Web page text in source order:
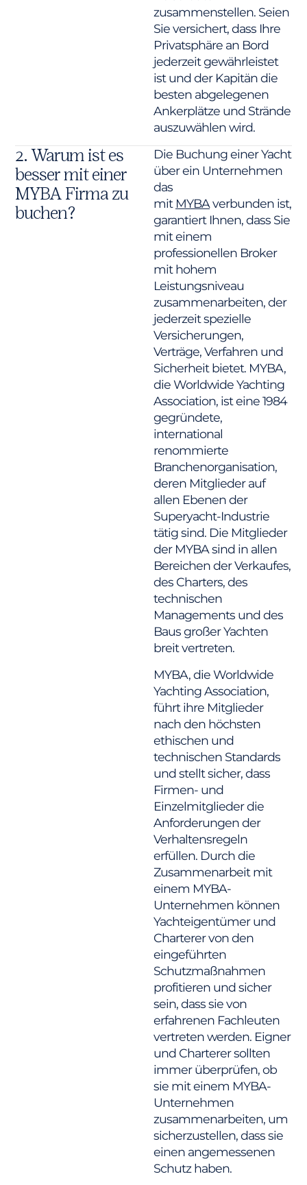
zusammenstellen. Seien
Sie versichert, dass Ihre
Privatsphäre an Bord
jederzeit gewährleistet
ist und der Kapitän die
besten abgelegenen
Ankerplätze und Strände
auszuwählen wird.
2. Warum ist es
besser mit einer
MYBA Firma zu
buchen?
Die Buchung einer Yacht
über ein Unternehmen
das
mit MYBAverbunden ist,
garantiert Ihnen, dass Sie
mit einem
professionellen Broker
mit hohem
Leistungsniveau
zusammenarbeiten, der
jederzeit spezielle
Versicherungen,
Verträge, Verfahren und
Sicherheit bietet. MYBA,
die Worldwide Yachting
Association, ist eine 1984
gegründete,
international
renommierte
Branchenorganisation,
deren Mitglieder auf
allen Ebenen der
Superyacht-Industrie
tätig sind. Die Mitglieder
der MYBA sind in allen
Bereichen der Verkaufes,
des Charters, des
technischen
Managements und des
Baus großer Yachten
breit vertreten.
MYBA, die Worldwide
Yachting Association,
führt ihre Mitglieder
nach den höchsten
ethischen und
technischen Standards
und stellt sicher, dass
Firmen- und
Einzelmitglieder die
Anforderungen der
Verhaltensregeln
erfüllen. Durch die
Zusammenarbeit mit
einem MYBA-
Unternehmen können
Yachteigentümer und
Charterer von den
eingeführten
Schutzmaßnahmen
profitieren und sicher
sein, dass sie von
erfahrenen Fachleuten
vertreten werden. Eigner
und Charterer sollten
immer überprüfen, ob
sie mit einem MYBA-
Unternehmen
zusammenarbeiten, um
sicherzustellen, dass sie
einen angemessenen
Schutz haben.